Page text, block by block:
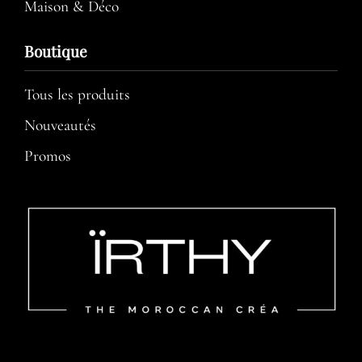
Maison & Déco
Boutique
Tous les produits
Nouveautés
Promos